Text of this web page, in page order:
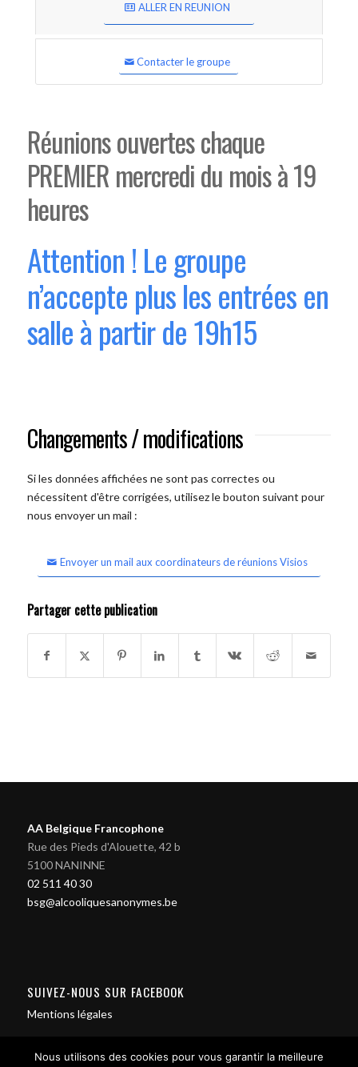
ALLER EN REUNION
Contacter le groupe
Réunions ouvertes chaque
PREMIER mercredi du mois à 19
heures
Attention ! Le groupe
n’accepte plus les entrées en
salle à partir de 19h15
Changements / modifications
Si les données affichées ne sont pas correctes ou
nécessitent d'être corrigées, utilisez le bouton suivant pour
nous envoyer un mail :
Envoyer un mail aux coordinateurs de réunions Visios
Partager cette publication
AA Belgique Francophone
Rue des Pieds d'Alouette, 42 b
5100 NANINNE
02 511 40 30
bsg@alcooliquesanonymes.be
SUIVEZ-NOUS SUR FACEBOOK
Mentions légales
Nous utilisons des cookies pour vous garantir la meilleure